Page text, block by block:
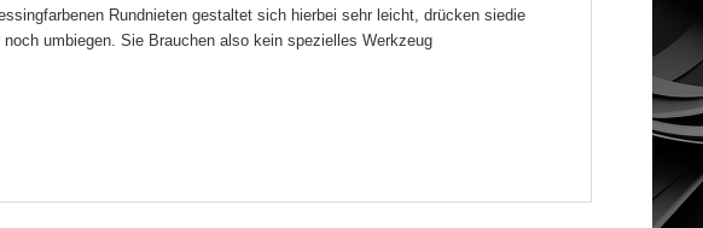
Rundnieten gestaltet sich hierbei sehr leicht, drücken siedie
umbiegen. Sie Brauchen also kein spezielles Werkzeug